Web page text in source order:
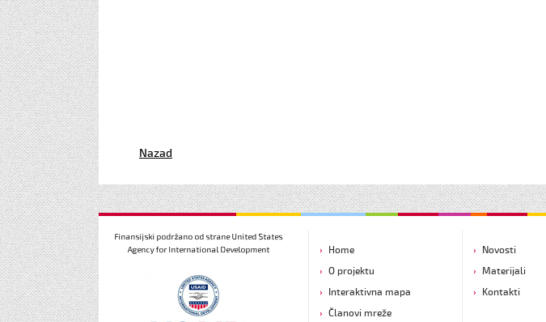
Nazad
Home
O projektu
Interaktivna mapa
Članovi mreže
Novosti
Materijali
Kontakti